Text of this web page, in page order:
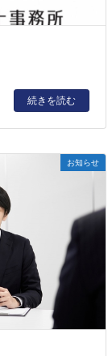
続きを読む
お知らせ